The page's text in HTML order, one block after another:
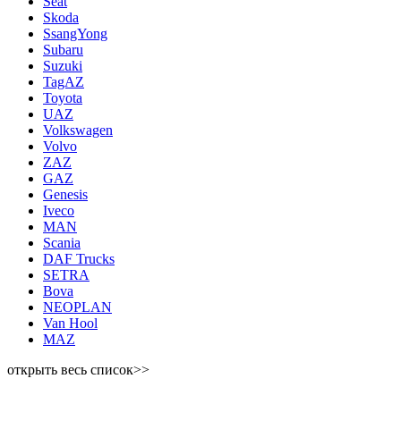
Skoda
SsangYong
Subaru
Suzuki
TagAZ
Toyota
UAZ
Volkswagen
Volvo
ZAZ
GAZ
Genesis
Iveco
MAN
Scania
DAF Trucks
SETRA
Bova
NEOPLAN
Van Hool
MAZ
открыть весь список>>